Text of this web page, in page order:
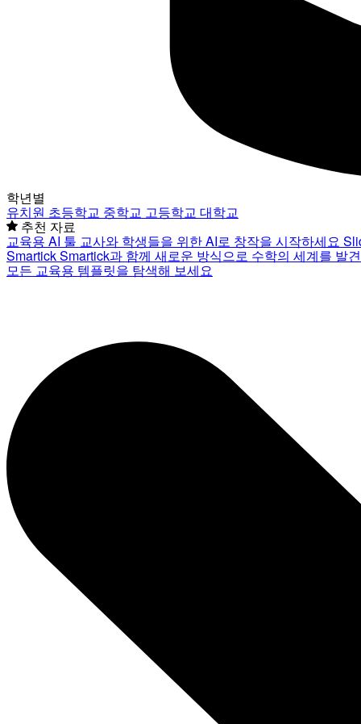
학년별
유치원 초등학교 중학교 고등학교 대학교
추천 자료
교육용 AI 툴 교사와 학생들을 위한 AI로 창작을 시작하세요
SmartickSmartick과 함께 새로운 방식으로 수학의 세계를 발
모든 교육용 템플릿을 탐색해 보세요